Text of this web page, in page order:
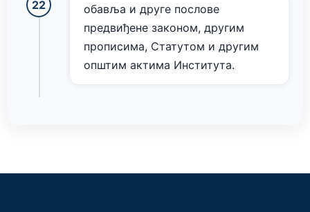
обавља и друге послове
предвиђене законом, другим
прописима, Статутом и другим
општим актима Института.